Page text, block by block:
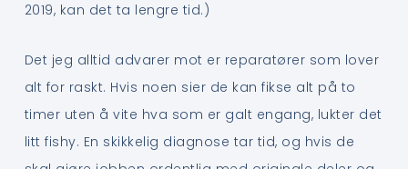
2019, kan det ta lengre tid.)
Det jeg alltid advarer mot er reparatører som lover
alt for raskt. Hvis noen sier de kan fikse alt på to
timer uten å vite hva som er galt engang, lukter det
litt fishy. En skikkelig diagnose tar tid, og hvis de